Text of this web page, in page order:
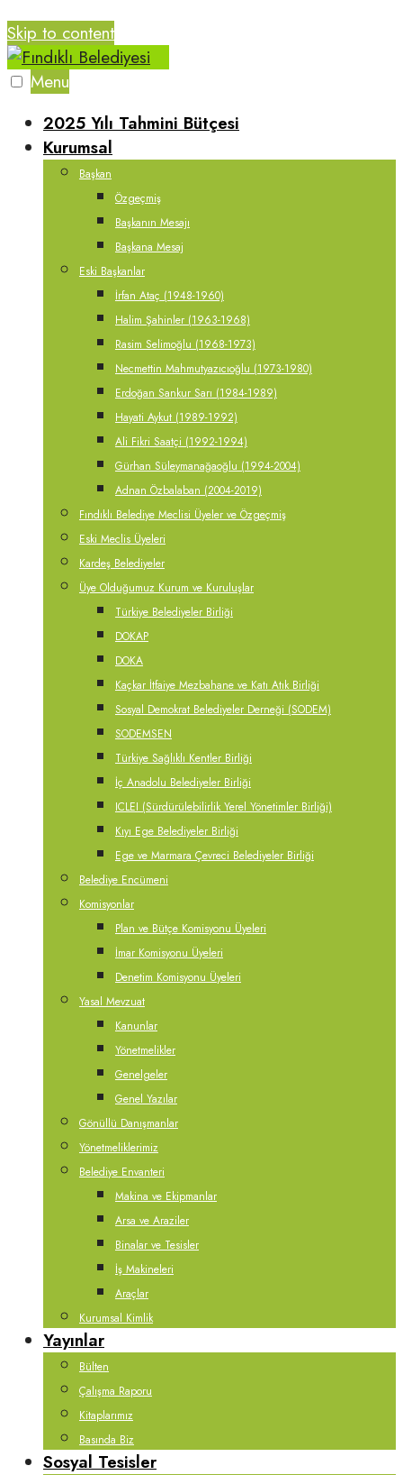
Skip to content
Menu
2025 Yılı Tahmini Bütçesi
Kurumsal
Başkan
Özgeçmiş
Başkanın Mesajı
Başkana Mesaj
Eski Başkanlar
İrfan Ataç (1948-1960)
Halim Şahinler (1963-1968)
Rasim Selimoğlu (1968-1973)
Necmettin Mahmutyazıcıoğlu (1973-1980)
Erdoğan Sankur Sarı (1984-1989)
Hayati Aykut (1989-1992)
Ali Fikri Saatçi (1992-1994)
Gürhan Süleymanağaoğlu (1994-2004)
Adnan Özbalaban (2004-2019)
Fındıklı Belediye Meclisi Üyeler ve Özgeçmiş
Eski Meclis Üyeleri
Kardeş Belediyeler
Üye Olduğumuz Kurum ve Kuruluşlar
Türkiye Belediyeler Birliği
DOKAP
DOKA
Kaçkar İtfaiye Mezbahane ve Katı Atık Birliği
Sosyal Demokrat Belediyeler Derneği (SODEM)
SODEMSEN
Türkiye Sağlıklı Kentler Birliği
İç Anadolu Belediyeler Birliği
ICLEI (Sürdürülebilirlik Yerel Yönetimler Birliği)
Kıyı Ege Belediyeler Birliği
Ege ve Marmara Çevreci Belediyeler Birliği
Belediye Encümeni
Komisyonlar
Plan ve Bütçe Komisyonu Üyeleri
İmar Komisyonu Üyeleri
Denetim Komisyonu Üyeleri
Yasal Mevzuat
Kanunlar
Yönetmelikler
Genelgeler
Genel Yazılar
Gönüllü Danışmanlar
Yönetmeliklerimiz
Belediye Envanteri
Makina ve Ekipmanlar
Arsa ve Araziler
Binalar ve Tesisler
İş Makineleri
Araçlar
Kurumsal Kimlik
Yayınlar
Bülten
Çalışma Raporu
Kitaplarımız
Basında Biz
Sosyal Tesisler